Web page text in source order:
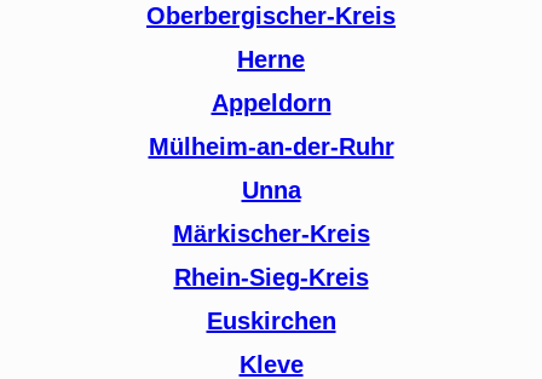
Oberbergischer-Kreis
Herne
Appeldorn
Mülheim-an-der-Ruhr
Unna
Märkischer-Kreis
Rhein-Sieg-Kreis
Euskirchen
Kleve